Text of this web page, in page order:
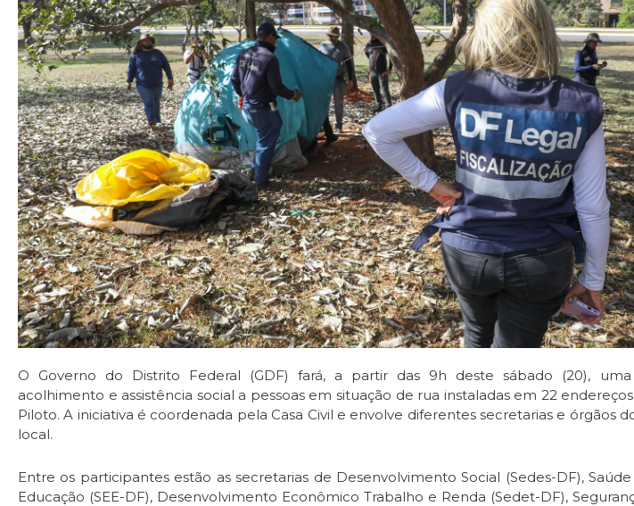
O Governo do Distrito Federal (GDF) fará, a partir das 9h deste sábado (20),
acolhimento e assistência social a pessoas em situação de rua instaladas em 22
Piloto. A iniciativa é coordenada pela Casa Civil e envolve diferentes secretarias e órgãos
local.
Entre os participantes estão as secretarias de Desenvolvimento Social (Sedes-DF), Saúde
Educação (SEE-DF), Desenvolvimento Econômico Trabalho e Renda (Sedet-DF),